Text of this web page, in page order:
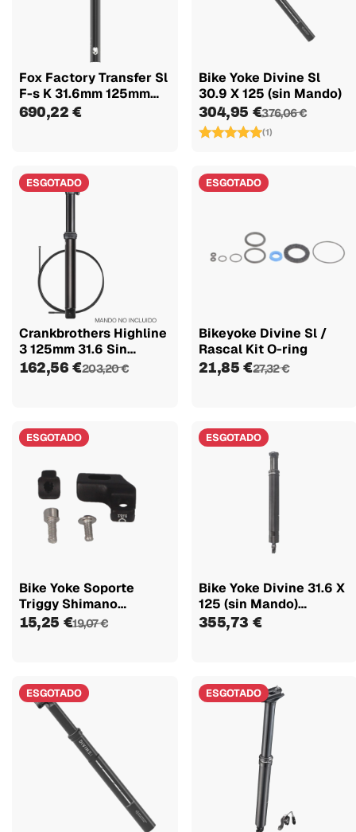
Fox Factory Transfer Sl
F-s K 31.6mm 125mm
2024
690,22 €
Bike Yoke Divine Sl
30.9 X 125 (sin Mando)
304,95 €376,06 €
(1)
ESGOTADO
Crankbrothers Highline
3 125mm 31.6 Sin
Mando
162,56 €203,20 €
ESGOTADO
Bikeyoke Divine Sl /
Rascal Kit O-ring
21,85 €27,32 €
ESGOTADO
Bike Yoke Soporte
Triggy Shimano
Izquierdo
15,25 €19,07 €
ESGOTADO
Bike Yoke Divine 31.6 X
125 (sin Mando)
Canote...
355,73 €
ESGOTADO ESGOTADO